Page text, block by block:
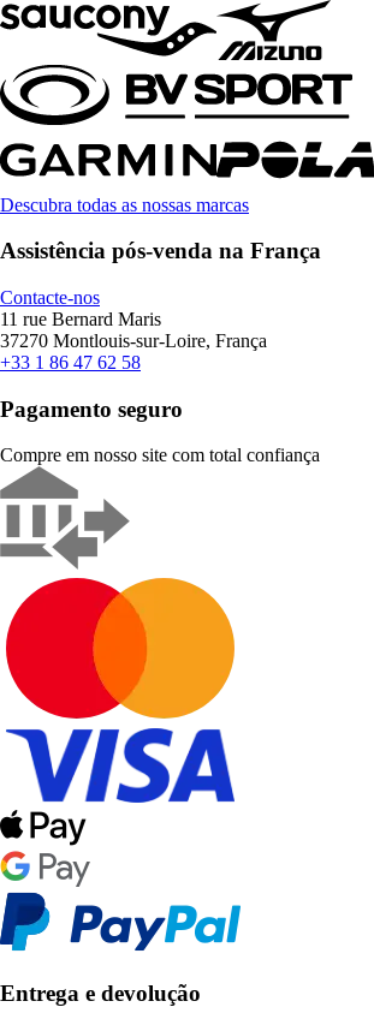
Descubra todas as nossas marcas
Assistência pós-venda na França
Contacte-nos
11 rue Bernard Maris
37270 Montlouis-sur-Loire, França
+33 1 86 47 62 58
Pagamento seguro
Compre em nosso site com total confiança
Entrega e devolução